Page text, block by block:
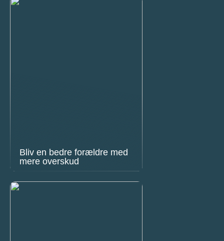
Bliv en bedre forældre med
mere overskud